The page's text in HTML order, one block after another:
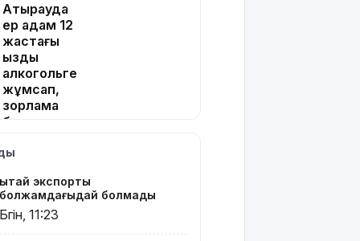
Атырауда
ер адам 12
жастағы
қызды
алкогольге
жұмсап,
зорламақ
болған
Жапонияда
тайфун:
жүздеген
рейс
Қытай экспорты
болжамдағыдай болмады
Бүгін, 11:23